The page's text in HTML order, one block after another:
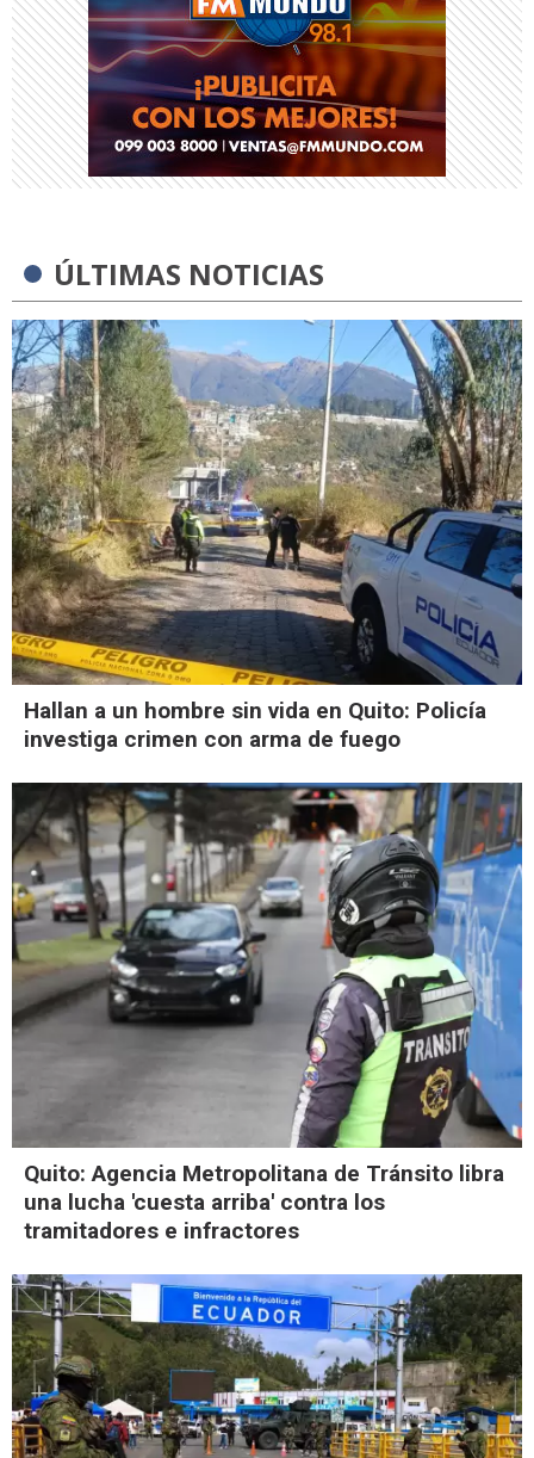
ÚLTIMAS NOTICIAS
Hallan a un hombre sin vida en Quito: Policía
investiga crimen con arma de fuego
Quito: Agencia Metropolitana de Tránsito libra
una lucha 'cuesta arriba' contra los
tramitadores e infractores